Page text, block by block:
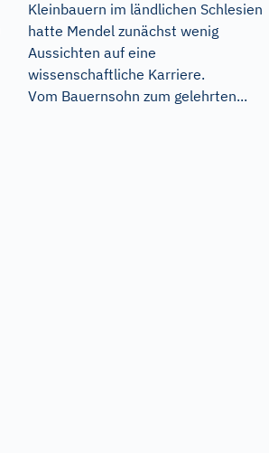
Kleinbauern im ländlichen Schlesien
hatte Mendel zunächst wenig
Aussichten auf eine
wissenschaftliche Karriere.
Vom Bauernsohn zum gelehrten...